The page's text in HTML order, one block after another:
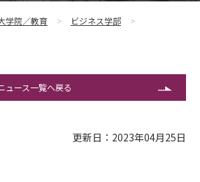
学院／教育
ビジネス学部
ュース一覧へ戻る
更新日：2023年04月25日